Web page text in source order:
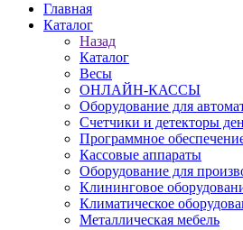
Главная
Каталог
Назад
Каталог
Весы
ОНЛАЙН-КАССЫ
Оборудование для
Счетчики и детекторы
Программное
Кассовые аппараты
Оборудование для
Клининговое
Климатическое
Металлическая мебель